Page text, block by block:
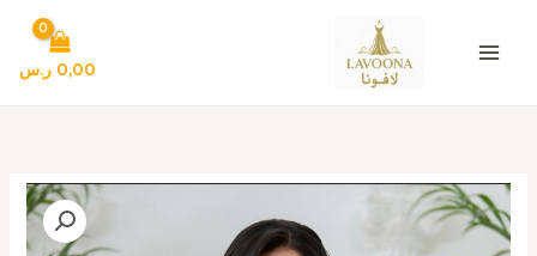
المحتوى
0,00 ر.س
كمية
فساتين
سهره